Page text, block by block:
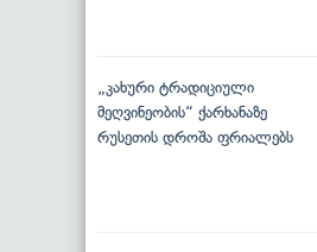
„კახური ტრადიციული
მეღვინეობის“ ქარხანაზე
რუსეთის დროშა ფრიალებს